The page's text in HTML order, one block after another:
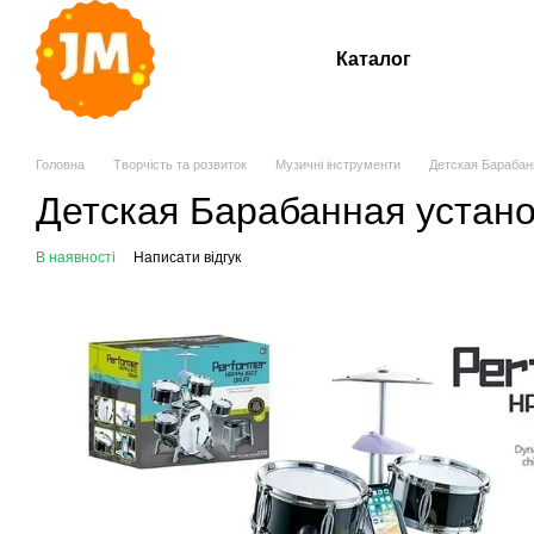
Перейти до основного контенту
Каталог
Головна Творчість та розвиток Музичні інструменти Детская
Детская Барабанная
В наявності Написати відгук